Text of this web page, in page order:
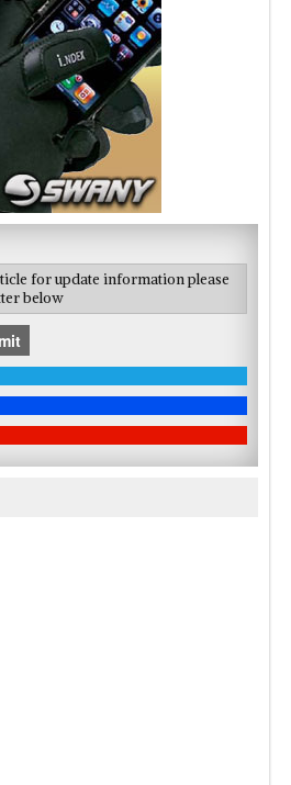
for update information please
below